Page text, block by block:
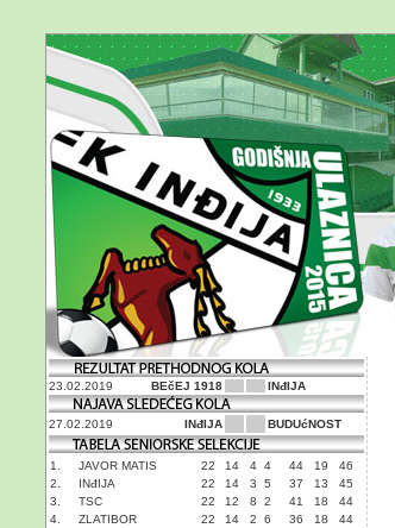
23.02.2019 BEčEJ 1918 INđIJA
27.02.2019 INđIJA BUDUćNOST
1. JAVOR MATIS 22 14 4 4 44 19
46
2.
INđIJA 22 14 3 5 37 13
45
3.
TSC 22 12 8 2 41 18
44
4.
ZLATIBOR 22 14 2 6 36 18
44